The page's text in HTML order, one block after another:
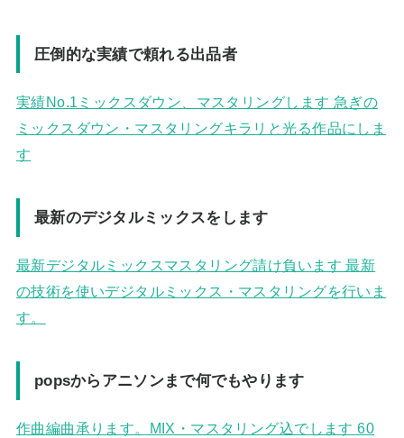
圧倒的な実績で頼れる出品者
実績No.1ミックスダウン、マスタリングします 急ぎの
ミックスダウン・マスタリングキラリと光る作品にしま
す
最新のデジタルミックスをします
最新デジタルミックスマスタリング請け負います 最新
の技術を使いデジタルミックス・マスタリングを行いま
す。
popsからアニソンまで何でもやります
作曲編曲承ります。MIX・マスタリング込でします 60